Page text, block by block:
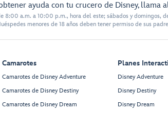
ayuda con tu crucero de Disney, llama
8:00 a.m. a 10:00 p.m., hora del este; sábados y domingos,
menores de 18 años deben tener permiso de sus
Camarotes
Camarotes de Disney Adventure
Camarotes de Disney Destiny
Camarotes de Disney Dream
Planes
Disney Adventure
Disney Destiny
Disney Dream